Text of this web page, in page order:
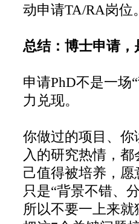
动申请TA/RA岗位
总结：博士申请，
申请PhD不是一场
力兑现。
你做过的项目、
入的研究热情，
己值得被培养，
只是“背景不错、
所以不要一上来